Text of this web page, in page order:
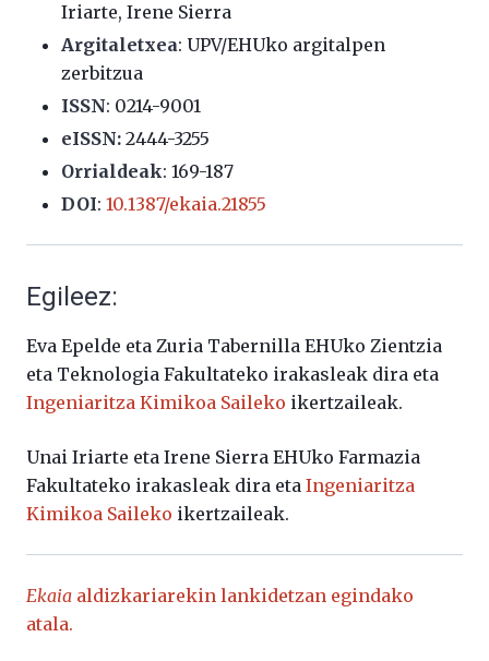
Iriarte, Irene Sierra
Argitaletxea: UPV/EHUko argitalpen
zerbitzua
ISSN: 0214-9001
eISSN: 2444-3255
Orrialdeak: 169-187
DOI: 10.1387/ekaia.21855
Egileez:
Eva Epelde eta Zuria Tabernilla EHUko Zientzia
eta Teknologia Fakultateko irakasleak dira eta
Ingeniaritza Kimikoa Saileko ikertzaileak.
Unai Iriarte eta Irene Sierra EHUko Farmazia
Fakultateko irakasleak dira eta Ingeniaritza
Kimikoa Saileko ikertzaileak.
Ekaia aldizkariarekin lankidetzan egindako
atala.